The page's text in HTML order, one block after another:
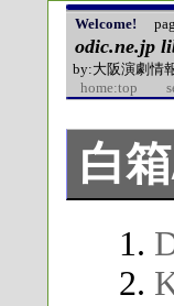
Welcome!
odic.ne.jp
by:大阪演
home:top
白